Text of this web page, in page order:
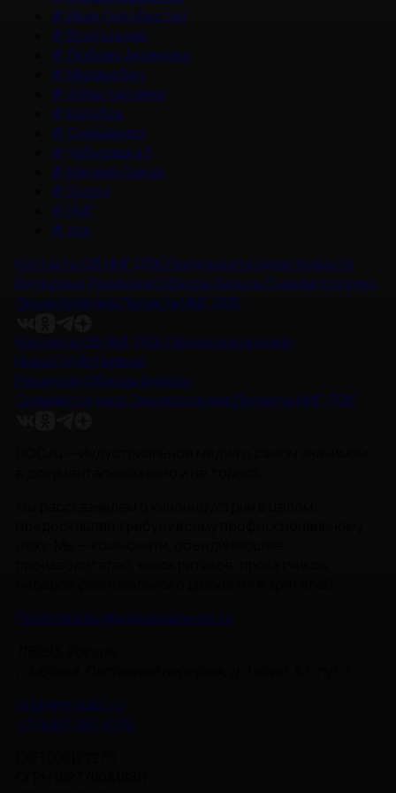
# Иван Охлобыстин
# Влад Ценев
#Любовь Аксенова
# Милана Бру
#Зубастая няня
# Колобок
# Смешарики
# Чебурашка 3
# Матвей Лыков
#Холод
# НМГ
# док
Контакты Об НМГ ДОКПредложите идею Новости
Интервью Рецензии ОбзорыАнонсы Снимается кино
Энциклопедия Проекты НМГ ДОК
Контакты Об НМГ ДОКПредложите идею
Новости Интервью
Рецензии ОбзорыАнонсы
Снимается кино Энциклопедия Проекты НМГ ДОК
Политика Конфиденциальности
info@nmgdoc.ru
+7 (495) 937-6170